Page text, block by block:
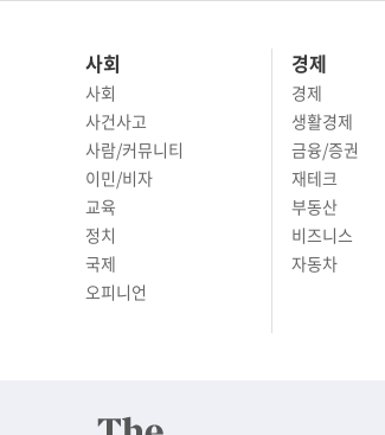
사회
사회
사건사고
사람/커뮤니티
이민/비자
교육
정치
국제
오피니언
경제
경제
생활경제
금융/증권
재테크
부동산
비즈니스
자동차